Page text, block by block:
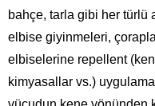
bahçe, tarla gibi her türlü
elbise giyinmeleri,
elbiselerine repellent
kimyasallar vs.)